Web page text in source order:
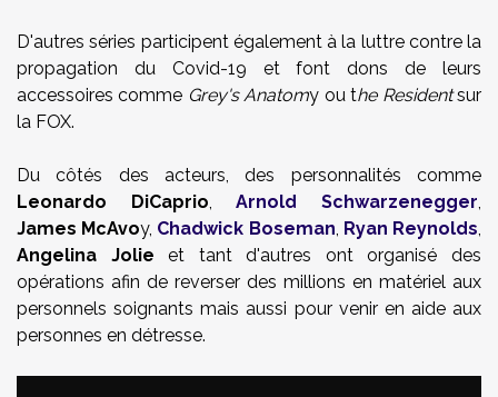
D'autres séries participent également à la luttre contre la
propagation du Covid-19 et font dons de leurs
accessoires comme Grey's Anatomy ou the Residentsur
la FOX.
Du côtés des acteurs, des personnalités comme
Leonardo DiCaprio ,Arnold Schwarzenegger
James McAvoy, Chadwick Boseman Ryan Reynolds
Angelina Jolie et tant d'autres ont organisé des
opérations afin de reverser des millions en matériel aux
personnels soignants mais aussi pour venir en aide aux
personnes en détresse.